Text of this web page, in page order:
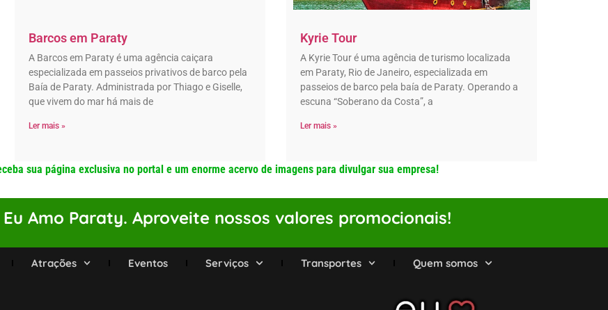
Barcos em Paraty
A Barcos em Paraty é uma agência caiçara
especializada em passeios privativos de barco pela
Baía de Paraty. Administrada por Thiago e Giselle,
que vivem do mar há mais de
Ler mais »
Kyrie Tour
A Kyrie Tour é uma agência de turismo localizada
em Paraty, Rio de Janeiro, especializada em
passeios de barco pela baía de Paraty. Operando a
escuna “Soberano da Costa”, a
Ler mais »
sua página exclusiva no portal e um enorme acervo de imagens para divulgar sua empresa!
Amo Paraty. Aproveite nossos valores promocionais!
Atrações Eventos Serviços Transportes Quem somos